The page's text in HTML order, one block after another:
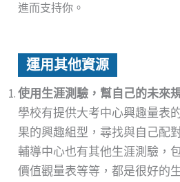
進而支持你。
運用其他資源
使用生涯測驗，幫自己的未來
學校有提供大考中心興趣量表
果的興趣組型，尋找與自己配
輔導中心也有其他生涯測驗，
價值觀量表等等，都是很好的